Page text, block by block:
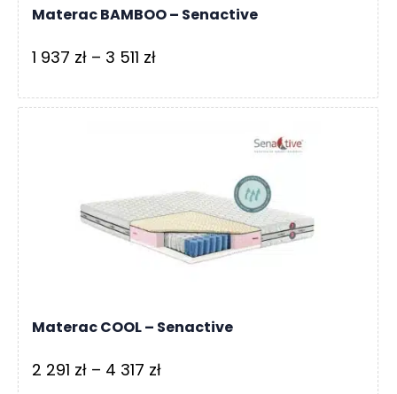
Materac BAMBOO – Senactive
1 937 zł – 3 511 złZakres
od
3
511 zł
Materac COOL – Senactive
2 291 zł – 4 317 złZakres